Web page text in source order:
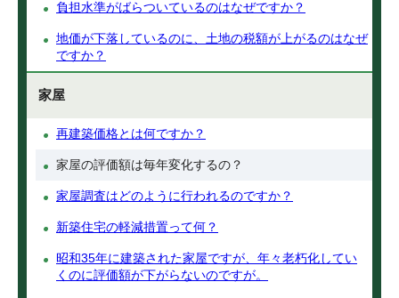
負担水準がばらついているのはなぜですか？
地価が下落しているのに、土地の税額が上がるのはなぜ
ですか？
家屋
再建築価格とは何ですか？
家屋の評価額は毎年変化するの？
家屋調査はどのように行われるのですか？
新築住宅の軽減措置って何？
昭和35年に建築された家屋ですが、年々老朽化してい
くのに評価額が下がらないのですが。